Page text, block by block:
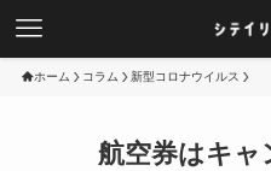
ホーム コラム 新型コロナウイルス
航空券はキャ